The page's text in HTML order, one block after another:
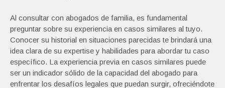
Al consultar con abogados de familia, es fundamental
preguntar sobre su experiencia en casos similares al tuyo.
Conocer su historial en situaciones parecidas te brindará una
idea clara de su expertise y habilidades para abordar tu caso
específico. La experiencia previa en casos similares puede
ser un indicador sólido de la capacidad del abogado para
enfrentar los desafíos legales que puedan surgir, ofreciéndote